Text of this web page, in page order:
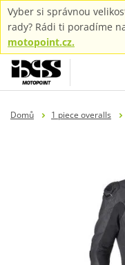
Vyber si správnou
rady? Rádi ti poradíme
motopoint.cz.
Domů 1 piece overalls